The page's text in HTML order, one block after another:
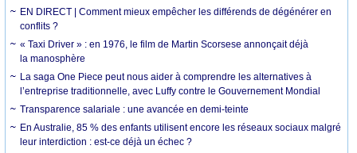
EN DIRECT | Comment mieux empêcher les différends de dégénérer en
conflits ?
« Taxi Driver » : en 1976, le film de Martin Scorsese annonçait déjà
la manosphère
La saga One Piece peut nous aider à comprendre les alternatives à
l’entreprise traditionnelle, avec Luffy contre le Gouvernement Mondial
Transparence salariale : une avancée en demi-teinte
En Australie, 85 % des enfants utilisent encore les réseaux sociaux malgré
leur interdiction : est-ce déjà un échec ?